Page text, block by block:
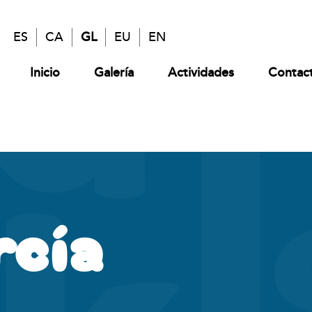
ES CA GL EU EN
Inicio Galería Actividades